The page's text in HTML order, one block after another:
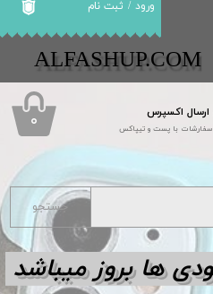
اکسپرس
سفارشات با پست و تیپاکس
ورود / ثبت نام
​​ALFASHUP.COM
۰
جستجو
ها بروز میباشد